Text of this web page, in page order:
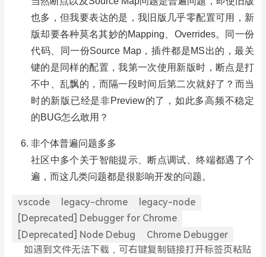
也多，但我要表达的是，我旧版几乎零配置可用，新
版却要各种莫名其妙的Mapping、Overrides。同一份
代码、同一份Source Map，插件都是MS出的，最关
键的是同样的配置，我第一次使用新版时，断点是打
不中、乱飘的，而隔一段时间后第二次就好了？而当
时的新版已经是非Preview的了，如此多高频不稳定
的BUG怎么敢用？
非个体普遍问题多多
社区中多个关于智能提示、断点调试、终端都遇了个
遍，而这几类问题都是很影响开发的问题。
vscode legacy-chrome
legacy-node
[Deprecated] Debugger for Chrome
[Deprecated] Node Debug
Chrome Debugger
如遇到文件无法下载，可右键复制链接打开标签页粘贴